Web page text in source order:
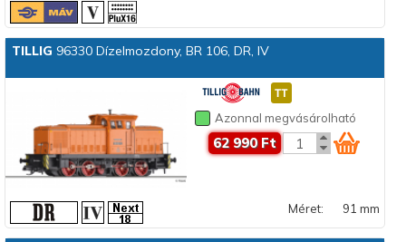
TILLIG 96330 Dízelmozdony, BR 106, DR, IV
Azonnal megvásárolható
62 990 Ft
Méret: 91 mm